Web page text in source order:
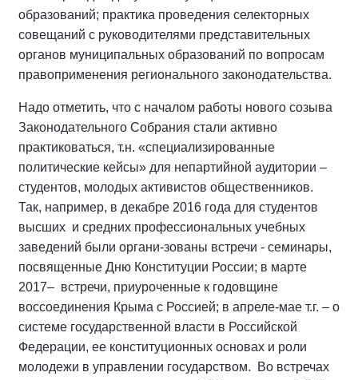
образований; практика проведения селекторных
совещаний с руководителями представительных
органов муниципальных образований по вопросам
правоприменения регионального законодательства.
Надо отметить, что с началом работы нового созыва
Законодательного Собрания стали активно
практиковаться, т.н. «специализированные
политические кейсы» для непартийной аудитории –
студентов, молодых активистов общественников.
Так, например, в декабре 2016 года для студентов
высших и средних профессиональных учебных
заведений были органи-зованы встречи - семинары,
посвященные Дню Конституции России; в марте
2017– встречи, приуроченные к годовщине
воссоединения Крыма с Россией; в апреле-мае т.г. – о
системе государственной власти в Российской
Федерации, ее конституционных основах и роли
молодежи в управлении государством. Во встречах